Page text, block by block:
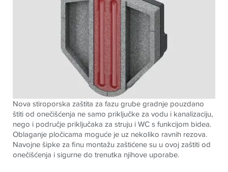
Nova stiroporska zaštita za fazu grube gradnje pouzdano
štiti od onečišćenja ne samo priključke za vodu i kanalizaciju,
nego i područje priključaka za struju i WC s funkcijom bidea.
Oblaganje pločicama moguće je uz nekoliko ravnih rezova.
Navojne šipke za finu montažu zaštićene su u ovoj zaštiti od
onečišćenja i sigurne do trenutka njihove uporabe.